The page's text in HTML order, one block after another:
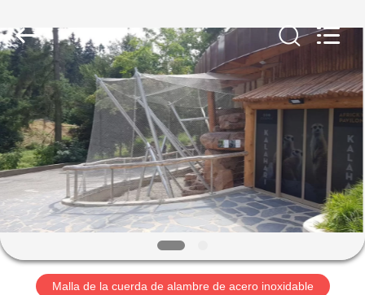
HOGAR
PRODUCTOS
SOBRE
NOSOTROS
VIAJE
Yuntong
Metal
Mesh
Co.,
Ltd..
All
Rights
Reserved.
Malla de la cuerda de alambre de acero inoxidable